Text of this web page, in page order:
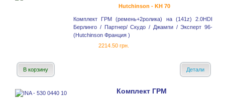
Hutchinson - KH 70
Комплект ГРМ (ремень+2ролика) на (141z) 2.0HDI
Берлинго / Партнер/ Скудо / Джампи / Эксперт 96-
(Hutchinson Франция )
2214.50 грн.
В корзину Детали
Комплект ГРМ